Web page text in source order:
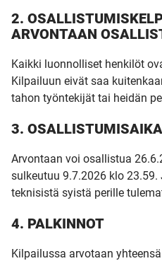
2.
ARVONTAAN
Kaikki luonnolliset henkilöt
Kilpailuun eivät saa
tahon työntekijät tai heidän
3. OSALLISTUMISAIKA
Arvontaan voi osallistua
sulkeutuu 9.7.2026 klo
teknisistä syistä perille
4. PALKINNOT
Kilpailussa arvotaan